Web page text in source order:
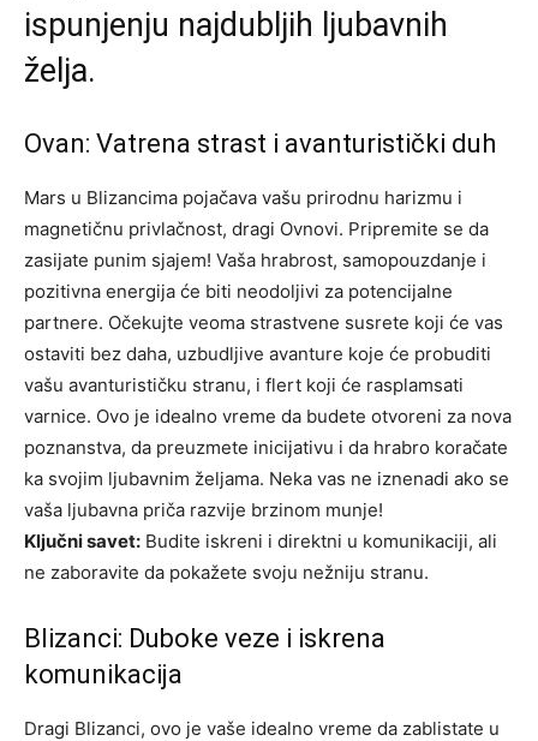
ispunjenju najdubljih ljubavnih
želja.
Ovan: Vatrena strast i avanturistički duh
Mars u Blizancima pojačava vašu prirodnu harizmu i
magnetičnu privlačnost, dragi Ovnovi. Pripremite se da
zasijate punim sjajem! Vaša hrabrost, samopouzdanje i
pozitivna energija će biti neodoljivi za potencijalne
partnere. Očekujte veoma strastvene susrete koji će vas
ostaviti bez daha, uzbudljive avanture koje će probuditi
vašu avanturističku stranu, i flert koji će rasplamsati
varnice. Ovo je idealno vreme da budete otvoreni za nova
poznanstva, da preuzmete inicijativu i da hrabro koračate
ka svojim ljubavnim željama. Neka vas ne iznenadi ako se
vaša ljubavna priča razvije brzinom munje!
Ključni savet: Budite iskreni i direktni u komunikaciji, ali
ne zaboravite da pokažete svoju nežniju stranu.
Blizanci: Duboke veze i iskrena
komunikacija
Dragi Blizanci, ovo je vaše idealno vreme da zablistate u